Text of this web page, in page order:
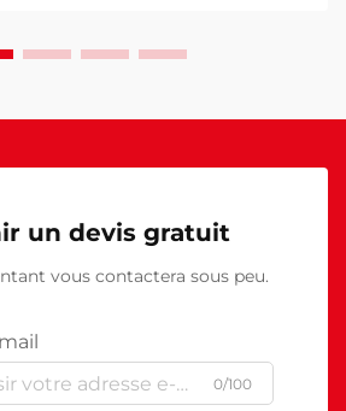
un devis gratuit
vous contactera sous peu.
0/100